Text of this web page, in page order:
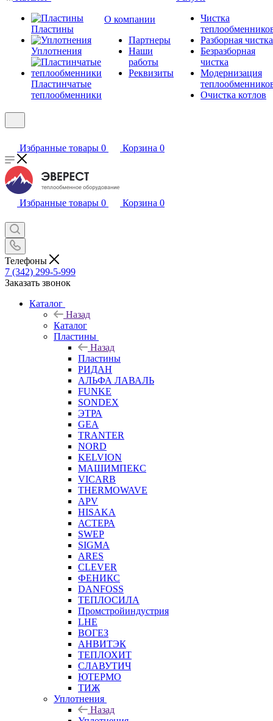
Пластины
Уплотнения
Пластинчатые
теплообменники
О компании
Партнеры
Наши
работы
Реквизиты
Чистка
Разборная чистка
Безразборная
чистка
Модернизация
Очистка котлов
Избранные товары 0 Корзина 0
Избранные товары 0 Корзина 0
Телефоны
7 (342) 299-5-999
Заказать звонок
Каталог
Назад
Каталог
Пластины
Назад
Пластины
РИДАН
АЛЬФА ЛАВАЛЬ
FUNKE
SONDEX
ЭТРА
GEA
TRANTER
NORD
KELVION
МАШИМПЕКС
VICARB
THERMOWAVE
APV
HISAKA
АСТЕРА
SWEP
SIGMA
ARES
CLEVER
ФЕНИКС
DANFOSS
ТЕПЛОСИЛА
Промстройиндустрия
LHE
ВОГЕЗ
АНВИТЭК
ТЕПЛОХИТ
СЛАВУТИЧ
ЮТЕРМО
ТИЖ
Уплотнения
Назад